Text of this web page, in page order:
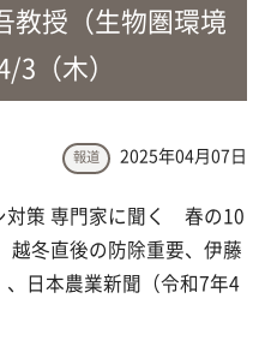
教授（生物圏環境
3（木）
報道 2025年04月07日
対策 専門家に聞く 春の10
冬直後の防除重要、伊藤
日本農業新聞（令和7年4